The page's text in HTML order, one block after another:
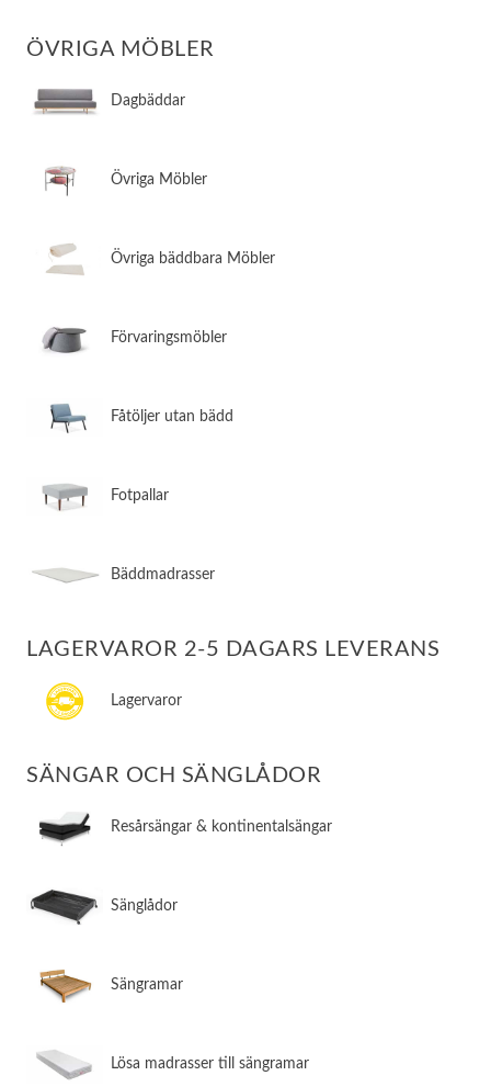
ÖVRIGA MÖBLER
Dagbäddar
Övriga Möbler
Övriga bäddbara Möbler
Förvaringsmöbler
Fåtöljer utan bädd
Fotpallar
Bäddmadrasser
LAGERVAROR 2-5 DAGARS LEVERANS
Lagervaror
SÄNGAR OCH SÄNGLÅDOR
​Resårsängar & kontinentalsängar
​Sänglådor
​Sängramar
​Lösa madrasser till sängramar